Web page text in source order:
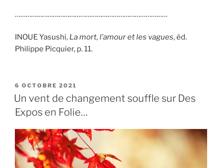
…………………………………………………………………………
INOUE Yasushi, La mort, l’amour et les vagues, éd.
Philippe Picquier, p. 11.
PUBLIÉ
LE
6 OCTOBRE 2021
Un vent de changement souffle sur Des
Expos en Folie…